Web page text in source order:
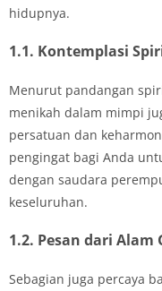
hidupnya.
1.1. Kontemplasi
Menurut pandangan
menikah dalam mimpi
persatuan dan
pengingat bagi Anda
dengan saudara
keseluruhan.
1.2. Pesan dari Alam
Sebagian juga percaya